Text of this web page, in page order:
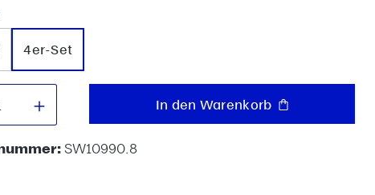
auswählen
4er-Set
Anzahl: Gib den gewünschten
In den Warenkorb
SW10990.8